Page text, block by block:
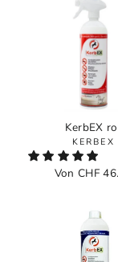
KerbEX
KERBEX
Von CHF